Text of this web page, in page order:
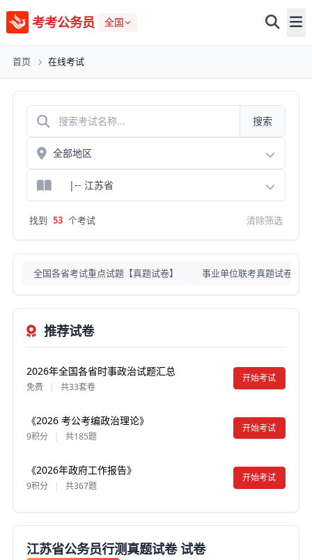
考考公务员 全国
首页 在线考试
搜索
找到 53 个考试 清除筛选
全国各省考试重点试题【真题试卷】 事业单位联考真题试卷
推荐试卷
2026年全国各省时事政治试题汇总
免费 | 共33套卷
开始考试
《2026 考公考编政治理论》
9积分 | 共185题
开始考试
《2026年政府工作报告》
9积分 共367题
开始考试
江苏省公务员行测真题试卷 试卷